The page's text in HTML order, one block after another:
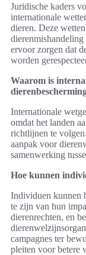
Juridische kaders
internationale
dieren. Deze
ervoor zorgen dat
worden
Waarom is
Internationale
omdat het landen
richtlijnen te
aanpak voor
samenwerking
Hoe kunnen
Individuen kunnen
te zijn van hun
dierenrechten, en
campagnes ter
pleiten voor betere